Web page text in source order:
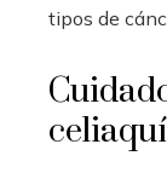
tipos de